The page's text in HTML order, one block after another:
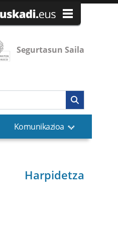
Segurtasun Saila
Komunikazioa
Harpidetza